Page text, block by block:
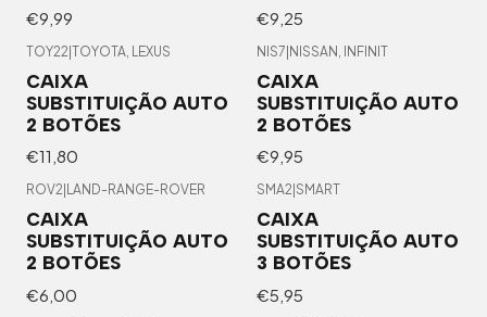
€9,99 €9,25
TOY22 TOYOTA, LEXUS
CAIXA
SUBSTITUIÇÃO AUTO
2 BOTÕES
€11,80
NIS7 NISSAN, INFINIT
CAIXA
SUBSTITUIÇÃO AUTO
2 BOTÕES
€9,95
ROV2 LAND-RANGE-ROVER
CAIXA
SUBSTITUIÇÃO AUTO
2 BOTÕES
€6,00
SMA2 SMART
CAIXA
SUBSTITUIÇÃO AUTO
3 BOTÕES
€5,95